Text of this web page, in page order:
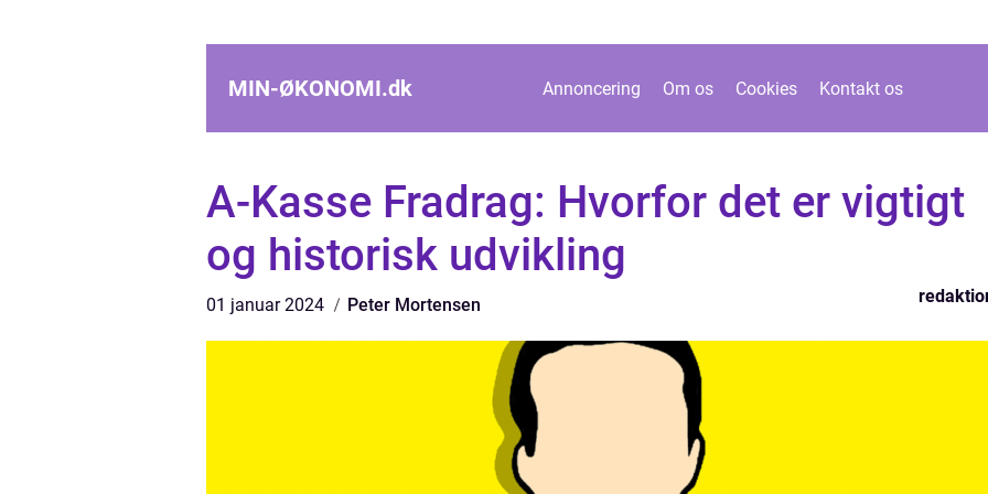
MIN-ØKONOMI.dk Annoncering Om os Cookies Kontakt os
A-Kasse Fradrag: Hvorfor det er vigtigt
og historisk udvikling
01 januar 2024 Peter Mortensen